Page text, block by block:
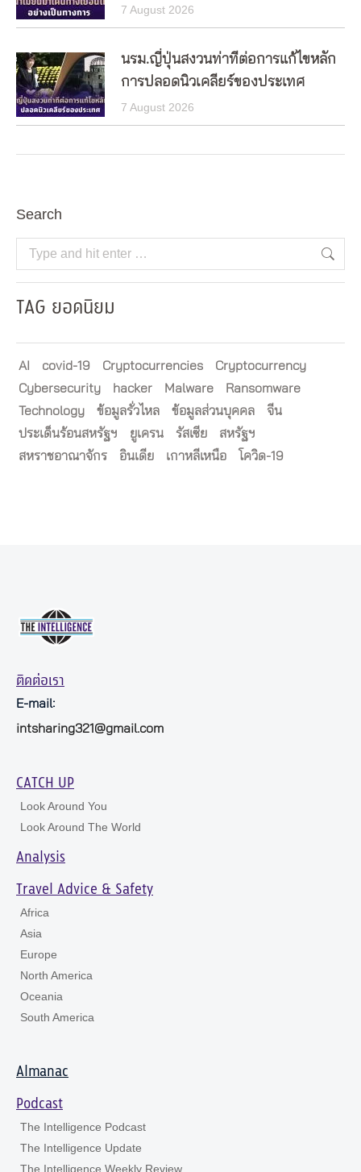
7 August 2026
นรม.ญี่ปุ่นสงวนท่าทีต่อการแก้ไขหลัก
การปลอดนิวเคลียร์ของประเทศ
7 August 2026
Search
Search:
TAG ยอดนิยม
AI covid-19 Cryptocurrencies
Cryptocurrency
Cybersecurity
hacker Malware
Ransomware
Technology
ข้อมูลรั่วไหล ข้อมูลส่วนบุคคล
จีน
ประเด็นร้อนสหรัฐฯ
ยูเครน รัสเซีย
สหรัฐฯ
สหราชอาณาจักร
อินเดีย เกาหลีเหนือ โควิด-19
ติดต่อเรา
E-mail:
intsharing321@gmail.com
CATCH UP
Look Around You
Look Around The World
Analysis
Travel Advice & Safety
Africa
Asia
Europe
North America
Oceania
South America
Almanac
Podcast
The Intelligence Podcast
The Intelligence Update
The Intelligence Weekly Review